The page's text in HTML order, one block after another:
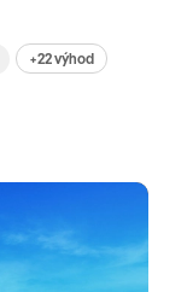
+22 výhod